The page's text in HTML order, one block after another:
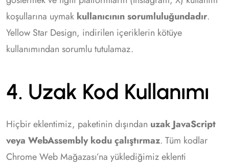
koşullarına uymak kullanıcının sorumluluğundadır.
Yellow Star Design, indirilen içeriklerin kötüye
kullanımından sorumlu tutulamaz.
4. Uzak Kod Kullanımı
Hiçbir eklentimiz, paketinin dışından uzak JavaScript
veya WebAssembly kodu çalıştırmaz. Tüm kodlar
Chrome Web Mağazası’na yüklediğimiz eklenti